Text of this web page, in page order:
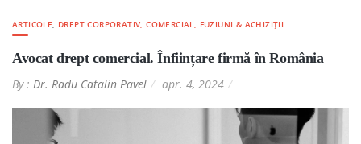
ARTICOLE, DREPT CORPORATIV, COMERCIAL, FUZIUNI & ACHIZIȚII
Avocat drept comercial. Înființare firmă în România
By : Dr. Radu Catalin Pavel apr. 4, 2024